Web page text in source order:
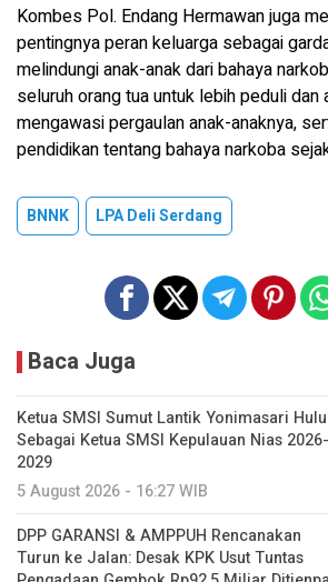
Kombes Pol. Endang Hermawan juga
pentingnya peran keluarga sebagai
melindungi anak-anak dari bahaya
seluruh orang tua untuk lebih peduli dan
mengawasi pergaulan anak-anaknya,
pendidikan tentang bahaya narkoba
BNNK LPA Deli Serdang
Baca Juga
Ketua SMSI Sumut Lantik Yonimasari Hulu
Sebagai Ketua SMSI Kepulauan Nias 2026-
2029
5 August 2026 - 16:27 WIB
DPP GARANSI & AMPPUH Rencanakan
Turun ke Jalan: Desak KPK Usut Tuntas